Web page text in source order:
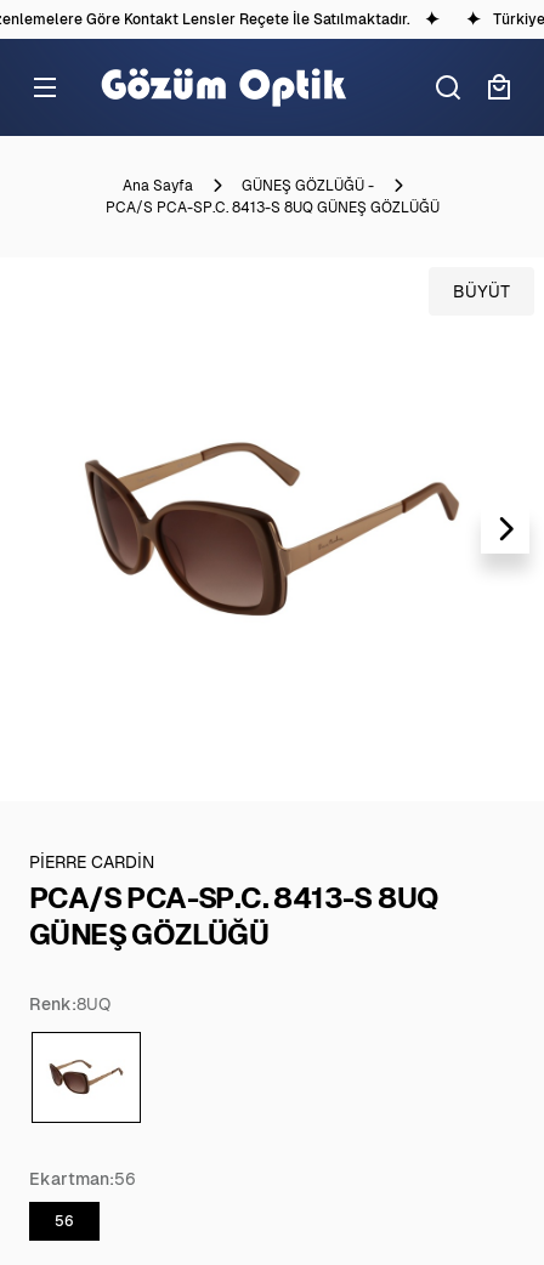
Göre Kontakt Lensler Reçete İle Satılmaktadır.
Ana Sayfa
GÜNEŞ GÖZLÜĞÜ -
PCA/S PCA-SP.C. 8413-S 8UQ GÜNEŞ GÖZLÜĞÜ
BÜYÜT
PİERRE CARDİN
PCA/S PCA-SP.C. 8413-S 8UQ
GÜNEŞ GÖZLÜĞÜ
Renk:8UQ
Ekartman:56
56